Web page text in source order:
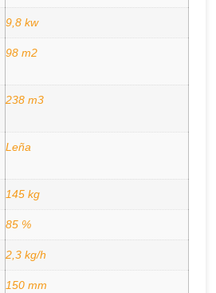
9,8 kw
98 m2
238 m3
Leña
145 kg
85 %
2,3 kg/h
150 mm